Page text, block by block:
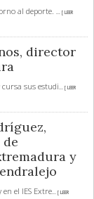
al deporte.
... [ LEER
director
sus estudi... [ LEER
y
el IES Extre... [ LEER